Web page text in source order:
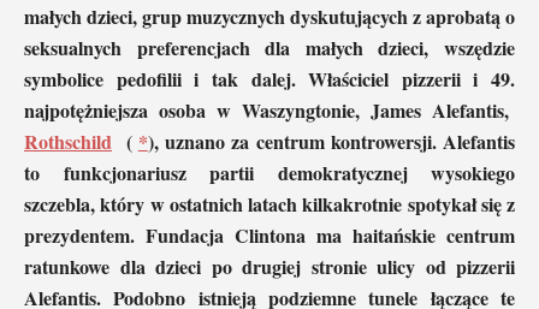
małych dzieci, grup muzycznych dyskutujących z aprobatą o
seksualnych preferencjach dla małych dzieci, wszędzie
symbolice pedofilii i tak dalej. Właściciel pizzerii i 49.
najpotężniejsza osoba w Waszyngtonie, James Alefantis,
Rothschild ( *), uznano za centrum kontrowersji. Alefantis
to funkcjonariusz partii demokratycznej wysokiego
szczebla, który w ostatnich latach kilkakrotnie spotykał się z
prezydentem. Fundacja Clintona ma haitańskie centrum
ratunkowe dla dzieci po drugiej stronie ulicy od pizzerii
Alefantis. Podobno istnieją podziemne tunele łączące te